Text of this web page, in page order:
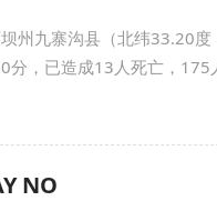
州九寨沟县（北纬33.20
，已造成13人死亡，175
NO